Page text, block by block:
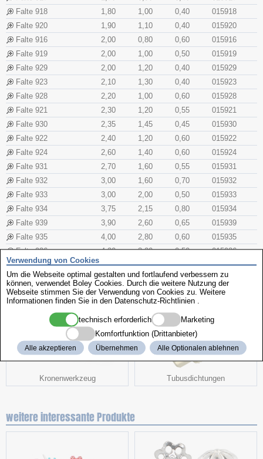
Falte 918
1,80 1,00 0,40
015918
Falte 920
1,90 1,10 0,40
015920
Falte 916
2,00 0,80 0,60
015916
Falte 919
2,00 1,00 0,50
015919
Falte 929
2,00 1,20 0,40
015929
Falte 923
2,10 1,30 0,40
015923
Falte 928
2,20 1,00 0,60
015928
Falte 921
2,30 1,20 0,55
015921
Falte 930
2,35 1,45 0,45
015930
Falte 922
2,40 1,20 0,60
015922
Falte 924
2,60 1,40 0,60
015924
Falte 931
2,70 1,60 0,55
015931
Falte 932
3,00 1,60 0,70
015932
Falte 933
3,00 2,00 0,50
015933
Falte 934
3,75 2,15 0,80
015934
Falte 939
3,90 2,60 0,65
015939
Falte 935
4,00 2,80 0,60
015935
Falte 936
4,20 3,20 0,50
015936
Falte 937
4,60 3,20 0,70 015937
dazu passt
Kronenwerkzeug Tubusdichtungen
weitere interessante Produkte
Verwendung von Cookies
Um die Webseite optimal gestalten und fortlaufend verbessern zu
können, verwendet Boley Cookies. Durch die weitere Nutzung der
Webseite stimmen Sie der Verwendung von Cookies zu. Weitere
Informationen finden Sie in den Datenschutz-Richtlinien
technisch erforderlich
Marketing
Komfortfunktion (Drittanbieter)
Alle akzeptieren Übernehmen Alle Optionalen ablehnen